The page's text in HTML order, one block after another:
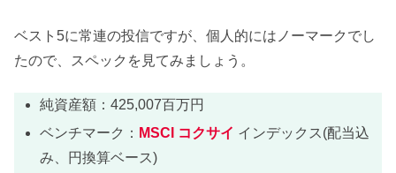
ベスト5に常連の投信ですが、個人的にはノーマークでし
たので、スペックを見てみましょう。
純資産額：425,007百万円
ベンチマーク： MSCI コクサイ インデックス(配当込
み、円換算ベース)